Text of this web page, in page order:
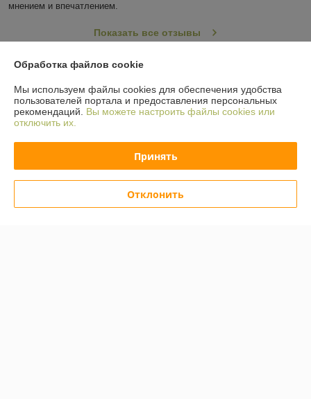
мнением и впечатлением.
Показать все отзывы
Контакты
Доставка и оплата
Полная версия сайта
Обработка файлов cookie
Мы используем файлы cookies для обеспечения удобства
пользователей портала и предоставления персональных
рекомендаций. Вы можете настроить файлы cookies или
отключить их.
Принять
Отклонить